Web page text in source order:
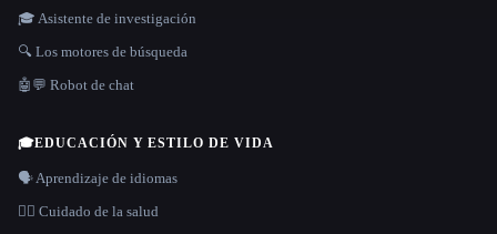
🎓 Asistente de investigación
🔍 Los motores de búsqueda
🤖💬 Robot de chat
🎓EDUCACIÓN Y ESTILO DE VIDA
🗣️ Aprendizaje de idiomas
👩‍⚕️ Cuidado de la salud